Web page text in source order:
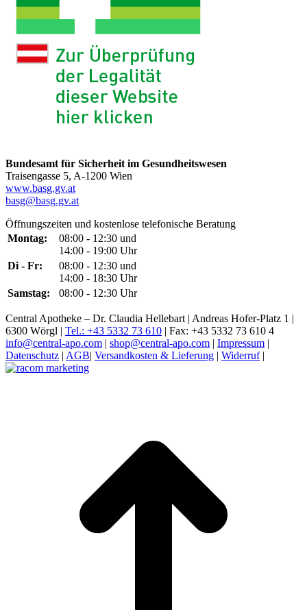
Bundesamt für Sicherheit im Gesundheitswesen
Traisengasse 5, A-1200 Wien
www.basg.gv.at
basg@basg.gv.at
Öffnungszeiten und kostenlose telefonische Beratung
Montag:
08:00 - 12:30 und
14:00 - 19:00 Uhr
Di - Fr:
08:00 - 12:30 und
14:00 - 18:30 Uhr
Samstag:
08:00 - 12:30 Uhr
Central Apotheke – Dr. Claudia Hellebart | Andreas Hofer-Platz 1 |
6300 Wörgl | Tel.: +43 5332 73 610 | Fax: +43 5332 73 610 4
info@central-apo.com
shop@central-apo.com Impressum
Datenschutz AGB Versandkosten & Lieferung Widerruf|